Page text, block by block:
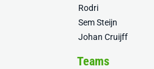
Rodri
Sem Steijn
Johan Cruijff
Teams